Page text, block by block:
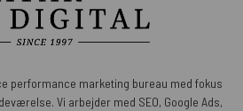
performance marketing bureau med fokus
Vi arbejder med SEO, Google Ads,